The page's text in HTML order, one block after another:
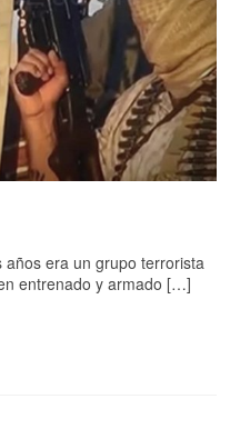
era un grupo terrorista
entrenado y armado […]